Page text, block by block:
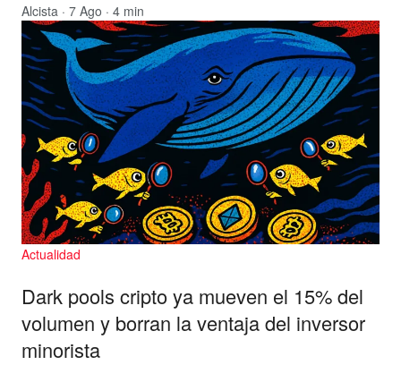
Alcista · 7 Ago · 4 min
Actualidad
Dark pools cripto ya mueven el 15% del
volumen y borran la ventaja del inversor
minorista